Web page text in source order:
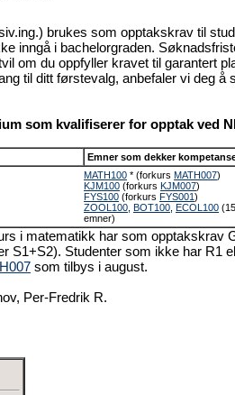
brukes som opptakskrav til
inngå i bachelorgraden.
om du oppfyller kravet til garantert
til ditt førstevalg, anbefaler vi deg å
som kvalifiserer for opptak ved
Emner som dekker
MATH100 * (forkurs MATH007)
KJM100 (forkurs KJM007)
FYS100 (forkurs FYS001)
ZOOL100 BOT100 ECOL100
emner)
i matematikk har som opptakskrav
S1+S2). Studenter som ikke har R1
som tilbys i august.
Per-Fredrik R.